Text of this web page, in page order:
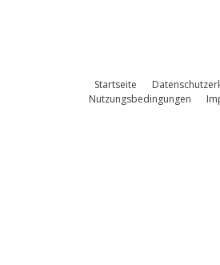
Startseite
Nutzungsbedingungen